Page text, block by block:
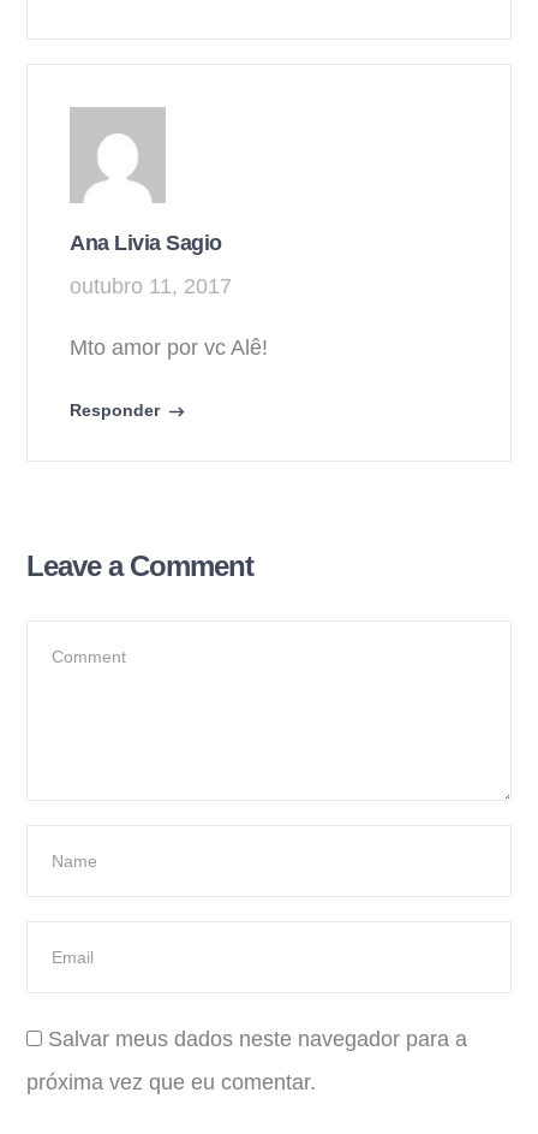
Ana Livia Sagio
outubro 11, 2017
Mto amor por vc Alê!
Responder
Leave a Comment
Salvar meus dados neste navegador para a
próxima vez que eu comentar.